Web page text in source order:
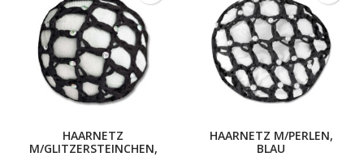
HAARNETZ
M/GLITZERSTEINCHEN,
HAARNETZ M/PERLEN,
BLAU